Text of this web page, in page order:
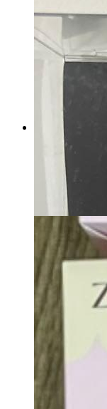
StrayKids
まとめ売り
マイストア在
円
カートに入れ